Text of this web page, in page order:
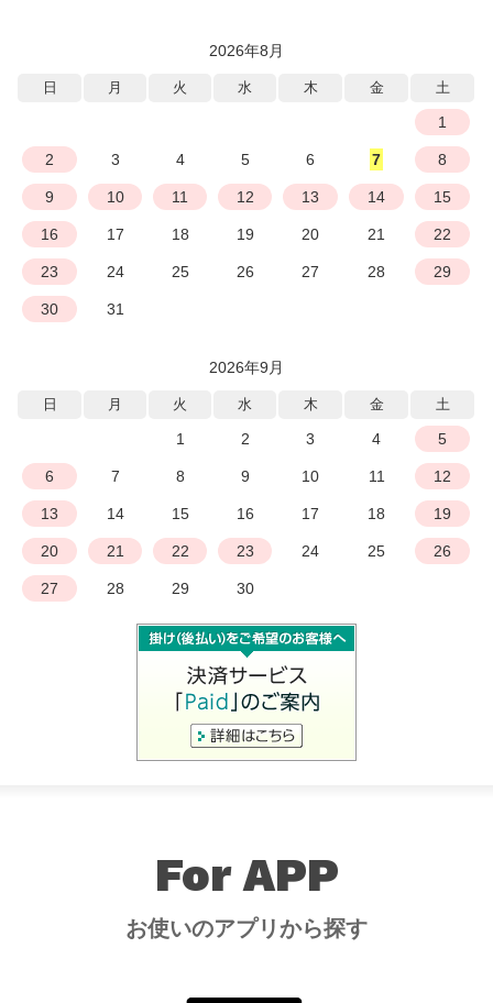
2026年8月
日 月 火 水 木 金 土
1
2 3 4 5 6 7 8
9 10 11 12 13 14 15
16 17 18 19 20 21 22
23 24 25 26 27 28 29
30 31
2026年9月
日 月 火 水 木 金 土
1 2 3 4 5
6 7 8 9 10 11 12
13 14 15 16 17 18 19
20 21 22 23 24 25 26
27 28 29 30
For APP
お使いのアプリから探す